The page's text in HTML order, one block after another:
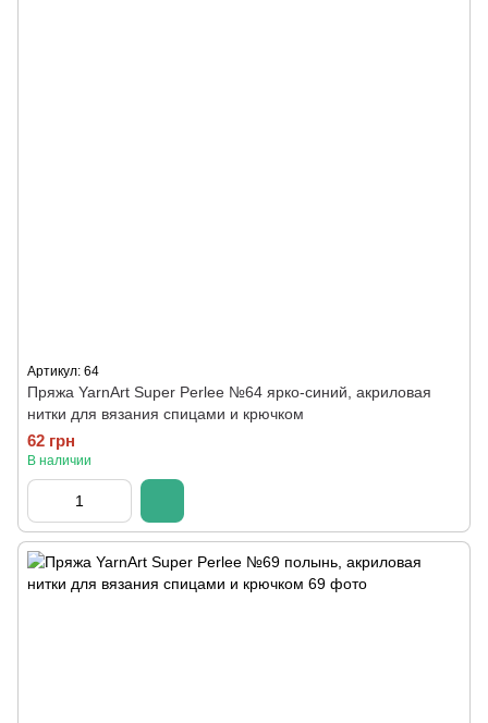
Артикул: 64
Пряжа YarnArt Super Perlee №64 ярко-синий, акриловая
нитки для вязания спицами и крючком
62 грн
В наличии